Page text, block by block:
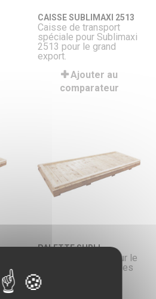
CAISSE SUBLIMAXI 2513
Caisse de transport
spéciale pour Sublimaxi
2513 pour le grand
export.
Ajouter au
comparateur
PALETTE SUBLI
Palette spéciale pour le
transport des modèles
Subli, Sublitex et
Sublimax.